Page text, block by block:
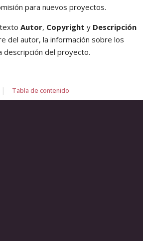
para nuevos proyectos.
Autor, Copyright y Descripción
del autor, la información sobre los
descripción del proyecto.
| Tabla de contenido